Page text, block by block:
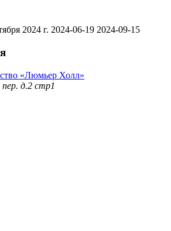
2024 г. 2024-06-19 2024-09-15
«Люмьер Холл»
пер. д.2 стр1